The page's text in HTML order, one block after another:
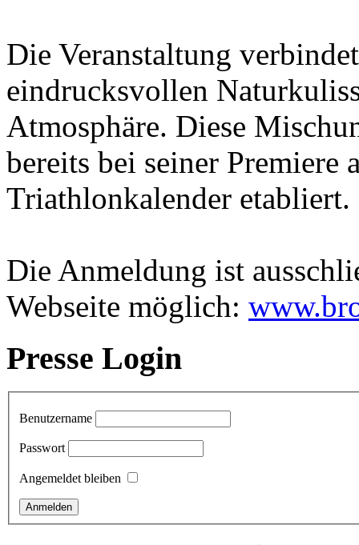
Die Veranstaltung
eindrucksvollen
Atmosphäre. Diese
bereits bei seiner Premiere
Triathlonkalender etabliert.
Die Anmeldung ist
Webseite möglich:
Presse Login
Benutzername
Passwort
Angemeldet bleiben